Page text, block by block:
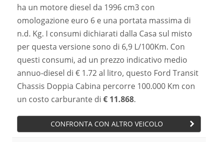
ha un motore diesel da 1996 cm3 con
omologazione euro 6 e una portata massima di
n.d. Kg. I consumi dichiarati dalla Casa sul misto
per questa versione sono di 6,9 L/100Km. Con
questi consumi, ad un prezzo indicativo medio
annuo-diesel di € 1.72 al litro, questo Ford Transit
Chassis Doppia Cabina percorre 100.000 Km con
un costo carburante di € 11.868.
CONFRONTA CON ALTRO VEICOLO